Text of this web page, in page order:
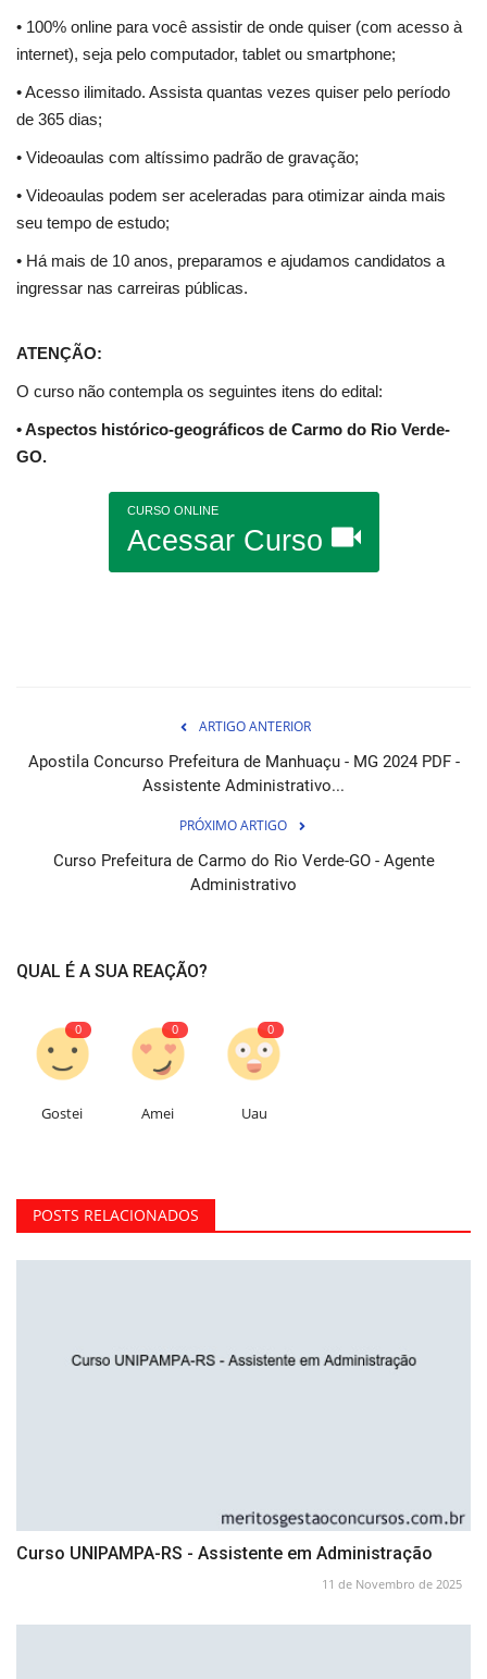
• 100% online para você assistir de onde quiser (com acesso à
internet), seja pelo computador, tablet ou smartphone;
• Acesso ilimitado. Assista quantas vezes quiser pelo período
de 365 dias;
• Videoaulas com altíssimo padrão de gravação;
• Videoaulas podem ser aceleradas para otimizar ainda mais
seu tempo de estudo;
• Há mais de 10 anos, preparamos e ajudamos candidatos a
ingressar nas carreiras públicas.
ATENÇÃO:
O curso não contempla os seguintes itens do edital:
• Aspectos histórico-geográficos de Carmo do Rio Verde-
GO.
CURSO ONLINE
Acessar Curso
ARTIGO ANTERIOR
Apostila Concurso Prefeitura de Manhuaçu - MG 2024 PDF -
Assistente Administrativo...
PRÓXIMO ARTIGO
Curso Prefeitura de Carmo do Rio Verde-GO - Agente
Administrativo
QUAL É A SUA REAÇÃO?
0
Gostei
0
Amei
0
Uau
POSTS RELACIONADOS
Curso UNIPAMPA-RS - Assistente em Administração
11 de Novembro de 2025